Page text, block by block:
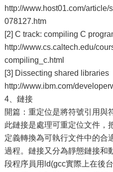
http://www.host01.com/
078127.htm
[2] C track: compiling C
http://www.cs.caltech.edu/
compiling_c.html
[3] Dissecting shared libraries
http://www.ibm.com/
4、鏈接
開篇：重定位是將符號引用與
此鏈接是處理可重定位文件，
定義轉換為可執行文件中的合
過程。鏈接又分為靜態鏈接和
段程序員用ld(gcc實際上在後